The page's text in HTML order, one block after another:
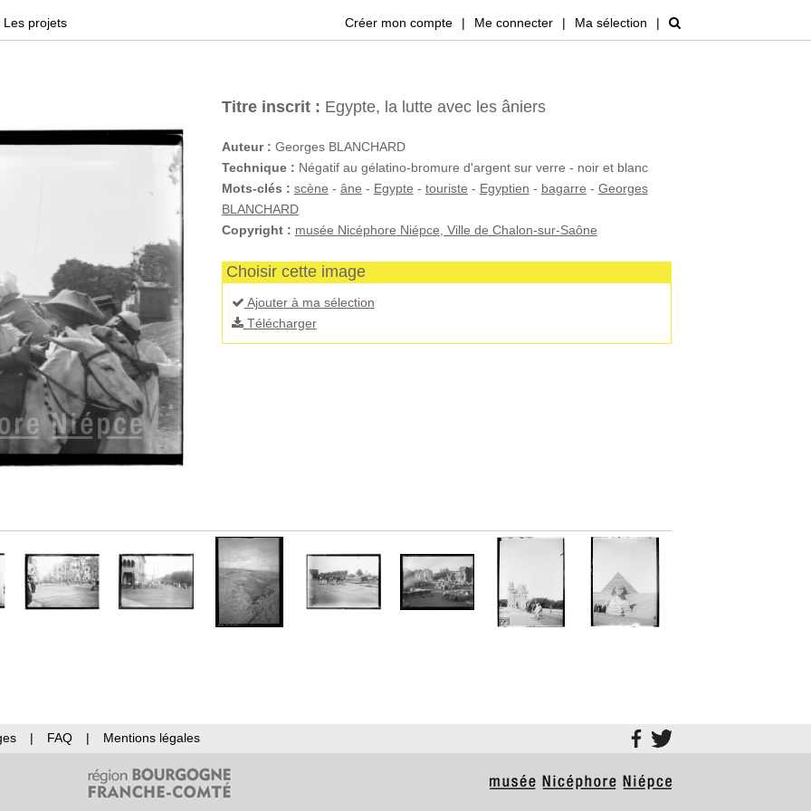
Les projets Créer mon compte | Me connecter | Ma sélection |
Titre inscrit : Egypte, la lutte avec les âniers
Auteur : Georges BLANCHARD
Technique : Négatif au gélatino-bromure d'argent sur verre - noir et blanc
Mots-clés : scène - âne - Egypte - touriste - Egyptien - bagarre - Georges
BLANCHARD
Copyright : musée Nicéphore Niépce, Ville de Chalon-sur-Saône
Choisir cette image
Ajouter à ma sélection
Télécharger
| FAQ | Mentions légales